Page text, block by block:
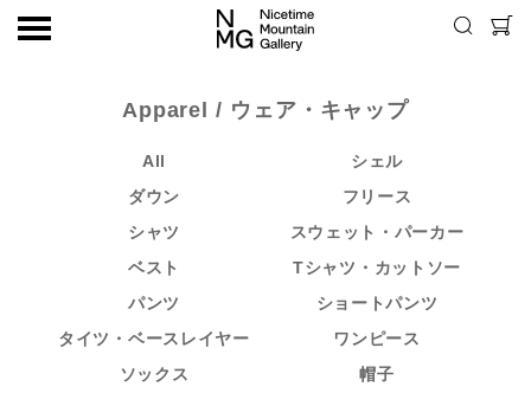
Apparel / ウェア・キャップ
All
シェル
ダウン
フリース
シャツ
スウェット・パーカー
ベスト
Tシャツ・カットソー
パンツ
ショートパンツ
タイツ・ベースレイヤー
ワンピース
ソックス
帽子